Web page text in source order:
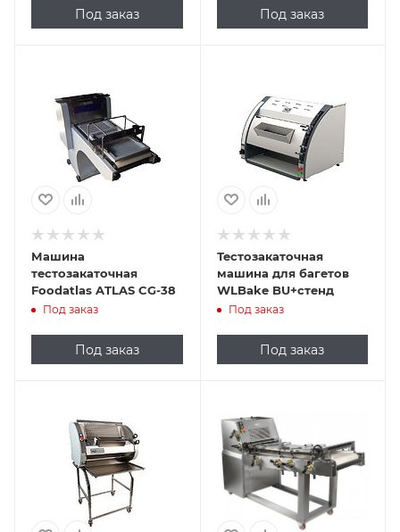
Под заказ Под заказ
Машина
тестозакаточная
Foodatlas ATLAS CG-38
Под заказ
Под заказ
Тестозакаточная
машина для багетов
WLBake BU+стенд
Под заказ
Под заказ
напольная; 2500
шт/час; 400 мм; от
50 до 1200 г